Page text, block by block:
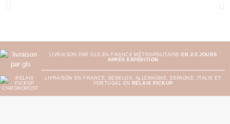
LIVRAISON PAR GLS EN FRANCE MÉTROPOLITAINE EN 2-3 JOURS
APRÈS EXPÉDITION
LIVRAISON EN FRANCE, BENELUX, ALLEMAGNE, ESPAGNE, ITALIE ET
PORTUGAL EN
RELAIS PICKUP